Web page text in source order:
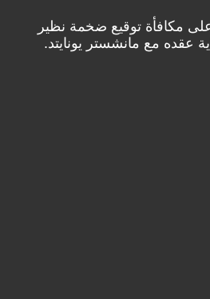
مكافأة توقيع ضخمة نظير
عقده مع مانشستر يونايتد.